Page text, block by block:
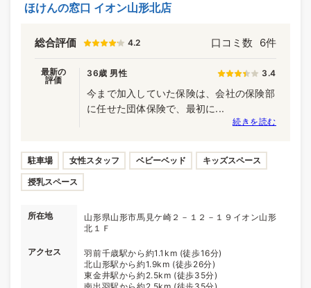
ほけんの窓口 イオン山形北店
総合評価 4.2 口コミ数 6件
最新の
評価
36歳 男性 3.4
今まで加入していた保険は、会社の保険部
に任せた団体保険で、最初に...
続きを読む
駐車場 女性スタッフ ベビーベッド キッズスペース
授乳スペース
所在地
山形県山形市馬見ケ崎２－１２－１９イオン山形
北１Ｆ
アクセス
羽前千歳駅から約1.1km (徒歩16分)
北山形駅から約1.9km (徒歩26分)
東金井駅から約2.5km (徒歩35分)